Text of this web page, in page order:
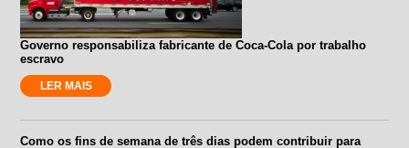
Governo responsabiliza fabricante de Coca-Cola por trabalho
escravo
LER MAIS
Como os fins de semana de três dias podem contribuir para